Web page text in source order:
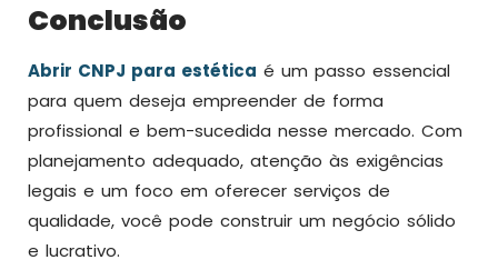
Conclusão
Abrir CNPJ para estética é um passo essencial
para quem deseja empreender de forma
profissional e bem-sucedida nesse mercado. Com
planejamento adequado, atenção às exigências
legais e um foco em oferecer serviços de
qualidade, você pode construir um negócio sólido
e lucrativo.